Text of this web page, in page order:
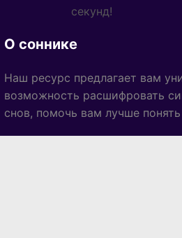
секунд!
О соннике
Наш ресурс предлагает вам
возможность расшифровать
снов, помочь вам лучше